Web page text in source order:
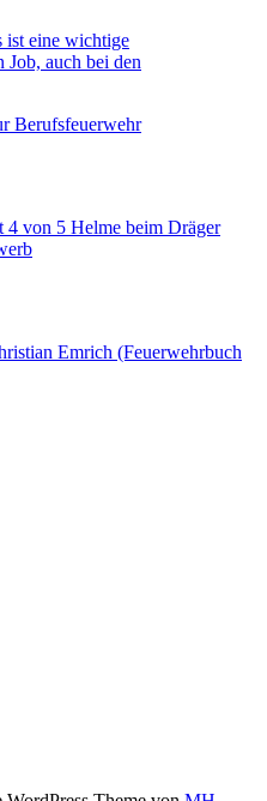
Berufsfeuerwehr
4 von 5 Helme beim Dräger
Emrich (Feuerwehrbuch